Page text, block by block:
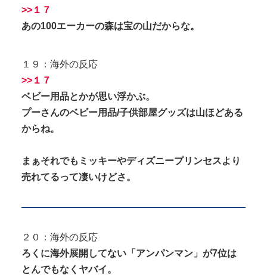
>>１７
あの100エーカーの森は宝の山だからな。
１９：海外の反応
>>１７
ベビー用品とかが思い浮かぶ。
プーさんのベビー用品/子供部屋グッズは山ほどある
からね。
まぁそれでもミッキーやディズニープリンセスより
売れてるって凄いけどさ。
２０：海外の反応
ろくに海外展開してない「アンパンマン」が7位は
とんでもなくヤバイ。